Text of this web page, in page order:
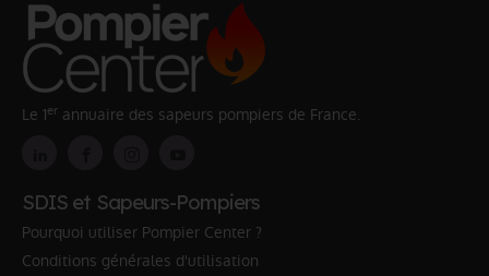
Le 1er annuaire des sapeurs pompiers de France.
SDIS et Sapeurs-Pompiers
Pourquoi utiliser Pompier Center ?
Conditions générales d'utilisation